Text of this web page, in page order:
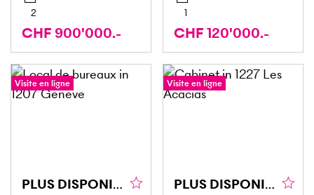
2
CHF 900'000.-
1
CHF 120'000.-
Visite en ligne
PLUS DISPONIBLE
Visite en ligne
PLUS DISPONIBLE PLUS DISPONIBLE